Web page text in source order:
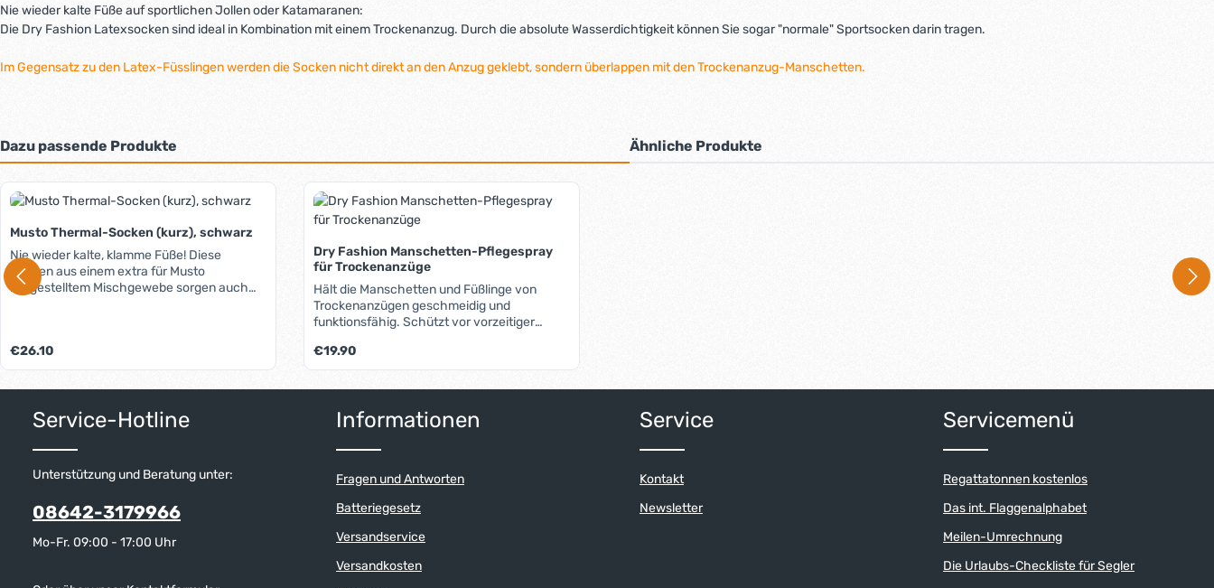
Nie wieder kalte Füße auf sportlichen Jollen oder Katamaranen:
Die Dry Fashion Latexsocken sind ideal in Kombination mit einem Trockenanzug. Durch die absolute Wasserdichtigkeit können Sie sogar "normale" Sportsocken darin tragen.
Im Gegensatz zu den Latex-Füsslingen werden die Socken nicht direkt an den Anzug geklebt, sondern überlappen mit den Trockenanzug-Manschetten.
Dazu passende Produkte Ähnliche Produkte
Produktgalerie überspringen
Musto Thermal-Socken (kurz), schwarz
Nie wieder kalte, klamme Füße! Diese
Socken aus einem extra für Musto
hergestelltem Mischgewebe sorgen auch
hautnah einschließt. Ideal im Stiefel und im
Decksschuh.
Regulärer Preis:
€26.10
Dry Fashion Manschetten-Pflegespray
für Trockenanzüge
Hält die Manschetten und Füßlinge von
Trockenanzügen geschmeidig und
funktionsfähig. Schützt vor vorzeitiger
Anfrieren im Winter.
Regulärer Preis:
€19.90
Service-Hotline
Unterstützung und Beratung unter:
08642-3179966
Mo-Fr. 09:00 - 17:00 Uhr
Informationen
Fragen und Antworten
Batteriegesetz
Versandservice
Versandkosten
Service
Kontakt
Newsletter
Servicemenü
Regattatonnen kostenlos
Das int. Flaggenalphabet
Meilen-Umrechnung
Die Urlaubs-Checkliste für Segler